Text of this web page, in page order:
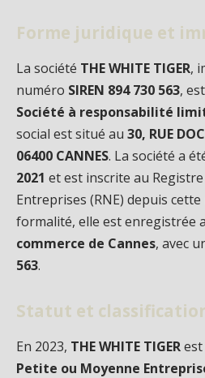
Forme juridique et
La société THE WHITE TIGER,
numéro SIREN 894 730 563,
Société à responsabilité
social est situé au 30, RUE
06400 CANNES. La société a
2021 et est inscrite au
Entreprises (RNE) depuis
formalité, elle est enregistrée
commerce de Cannes, avec
563.
Statut et
En 2023, THE WHITE TIGERest
Petite ou Moyenne